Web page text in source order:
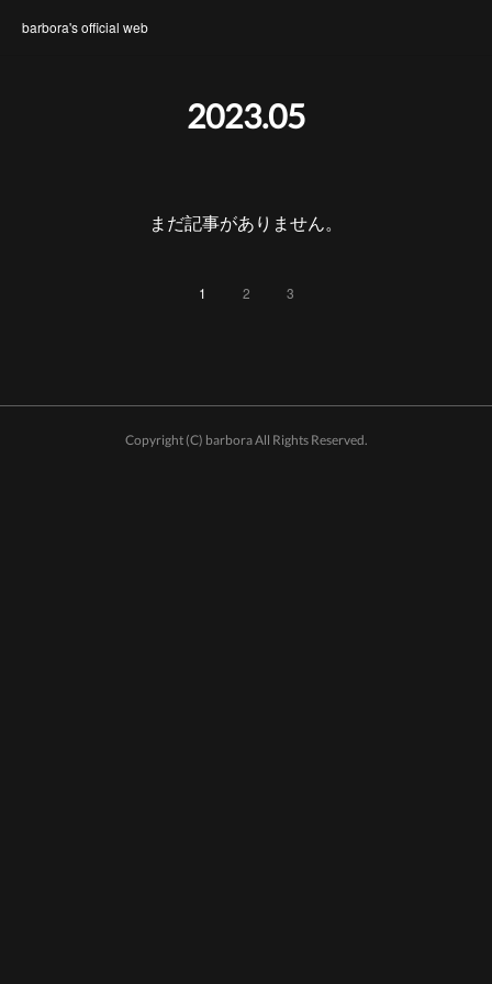
barbora's official web
2023.05
まだ記事がありません。
1 2 3
Copyright (C) barbora All Rights Reserved.